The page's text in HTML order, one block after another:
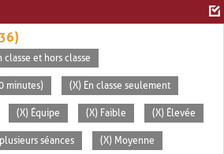
classe et hors classe
minutes) (X) En classe seulement
(X) Équipe (X) Faible (X) Élevée
séances (X) Moyenne